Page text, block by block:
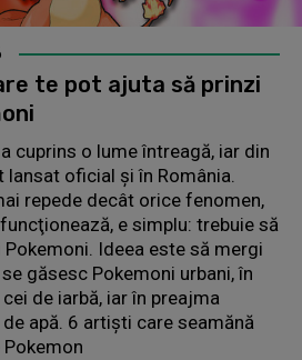
te pot ajuta să prinzi
cuprins o lume întreagă, iar din
oficial şi în România.
repede decât orice fenomen,
e simplu: trebuie să
Ideea este să mergi
găsesc Pokemoni urbani, în
de iarbă, iar în preajma
apă. 6 artiști care seamănă